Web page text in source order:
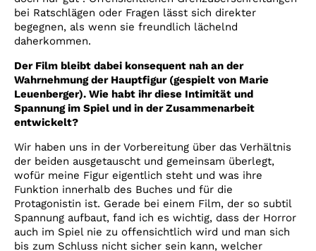
bei Ratschlägen oder Fragen lässt sich direkter
begegnen, als wenn sie freundlich lächelnd
daherkommen.
Der Film bleibt dabei konsequent nah an der
Wahrnehmung der Hauptfigur (gespielt von Marie
Leuenberger). Wie habt ihr diese Intimität und
Spannung im Spiel und in der Zusammenarbeit
entwickelt?
Wir haben uns in der Vorbereitung über das Verhältnis
der beiden ausgetauscht und gemeinsam überlegt,
wofür meine Figur eigentlich steht und was ihre
Funktion innerhalb des Buches und für die
Protagonistin ist. Gerade bei einem Film, der so subtil
Spannung aufbaut, fand ich es wichtig, dass der Horror
auch im Spiel nie zu offensichtlich wird und man sich
bis zum Schluss nicht sicher sein kann, welcher